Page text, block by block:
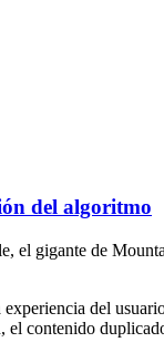
del algoritmo
el gigante de
del
contenido